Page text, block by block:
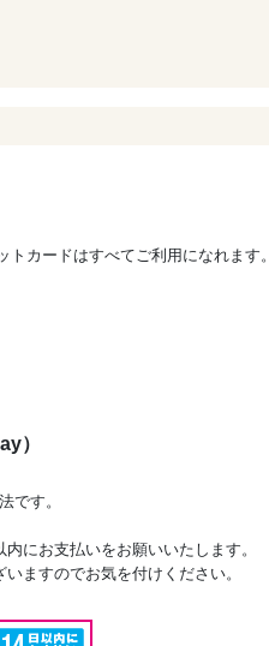
カードはすべてご利用になれます。
）
です。
にお支払いをお願いいたします。
ますのでお気を付けください。